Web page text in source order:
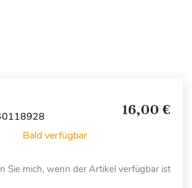
16,00 €
Bald verfügbar
Sie mich, wenn der Artikel verfügbar ist